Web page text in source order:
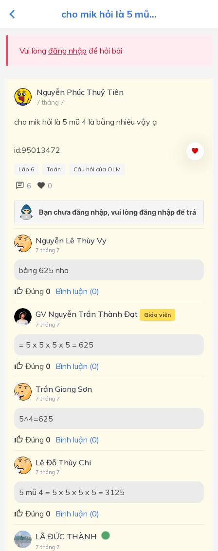
cho mik hỏi là 5 mũ...
Vui lòng đăng nhập để hỏi bài
Nguyễn Phúc Thuỷ Tiên
7 tháng 7
cho mik hỏi là 5 mũ 4 là bằng nhiêu vậy ạ
id:95013472
Lớp 6 Toán Câu hỏi của OLM
6 0
Nguyễn Lê Thùy Vy
7 tháng 7
bằng 625 nha
Đúng 0 Bình luận (0)
GV Nguyễn Trần Thành Đạt Giáo viên
7 tháng 7
= 5 x 5 x 5 x 5 = 625
Đúng 0 Bình luận (0)
Trần Giang Sơn
7 tháng 7
5^4=625
Đúng 0 Bình luận (0)
Lê Đỗ Thùy Chi
7 tháng 7
5 mũ 4 = 5 x 5 x 5 x 5 = 3125
Đúng 0 Bình luận (0)
LÃ ĐỨC THÀNH
7 tháng 7